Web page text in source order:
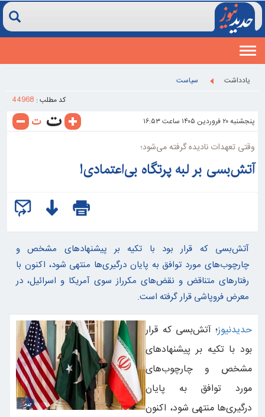
Toggle
navigation
يادداشت
سیاست
کد مطلب : 44968
پنجشنبه ۲۰ فروردين ۱۴۰۵ ساعت ۱۶:۵۳
وقتی تعهدات نادیده گرفته می‌شود؛
آتش‌بسی بر لبه پرتگاه بی‌اعتمادی!
آتش‌بسی که قرار بود با تکیه بر پیشنهادهای مشخص و
چارچوب‌های مورد توافق به پایان درگیری‌ها منتهی شود، اکنون با
رفتارهای متناقض و نقض‌های مکرراز سوی آمریکا و اسرائیل، در
معرض فروپاشی قرار گرفته است.
حدیدنیوز؛ آتش‌بسی که قرار
بود با تکیه بر پیشنهادهای
مشخص و چارچوب‌های
مورد توافق به پایان
درگیری‌ها منتهی شود، اکنون